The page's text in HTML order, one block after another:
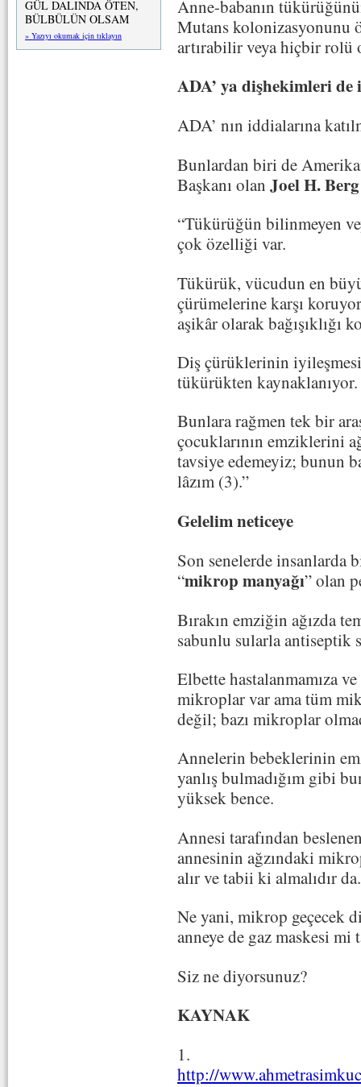
GÜL DALINDA ÖTEN,
BÜLBÜLÜN OLSAM
» Yazıyı okumak için tıklayın
Anne-babanın
Mutans kolonizasyonunu
artırabilir veya hiçbir rolü
ADA’ ya dişhekimleri
ADA’ nın iddialarına
Bunlardan biri de
Başkanı olan Joel H. Berg
“Tükürüğün bilinmeyen
çok özelliği var.
Tükürük, vücudun en
çürümelerine karşı
aşikâr olarak bağışıklığı
Diş çürüklerinin
tükürükten kaynaklanıyor.
Bunlara rağmen tek bir
çocuklarının emziklerini
tavsiye edemeyiz; bunun
lâzım (3).”
Gelelim neticeye
Son senelerde insanlarda
“mikrop manyağı” olan
Bırakın emziğin ağızda
sabunlu sularla antiseptik
Elbette hastalanmamıza
mikroplar var ama tüm
değil; bazı mikroplar
Annelerin bebeklerinin
yanlış bulmadığım gibi
yüksek bence.
Annesi tarafından
annesinin ağzındaki
alır ve tabii ki almalıdır da.
Ne yani, mikrop geçecek
anneye de gaz maskesi mi
Siz ne diyorsunuz?
KAYNAK
1.
http://